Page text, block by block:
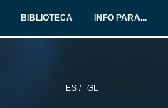
BIBLIOTECA INFO PARA...
ES / GL